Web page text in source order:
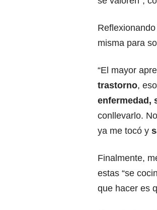
misma para
“El mayor
trastorno,
enfermedad,
conllevarlo.
ya me tocó y
Finalmente,
estas “se
que hacer es